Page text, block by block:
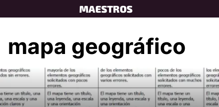
to
MAESTROS
mapa geográfico